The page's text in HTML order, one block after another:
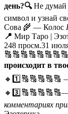
день?🔍Не думай
символ и узнай
Сова 🌾 — Колос
📍 Мир Таро |
248 просм.31
происходит в
комментариях